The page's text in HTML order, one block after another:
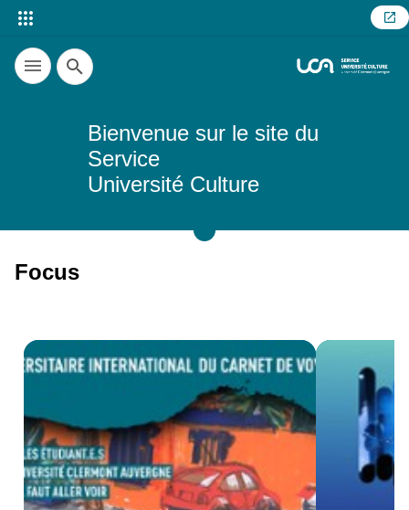
Recherche
Bienvenue sur le site du
Service
Université Culture
Focus